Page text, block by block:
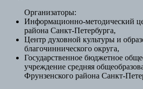
Организаторы:
Информационно-методический
района Санкт-Петербурга,
Центр духовной культуры и
благочиннического округа,
Государственное бюджетное
учреждение средняя
Фрунзенского района Санкт-